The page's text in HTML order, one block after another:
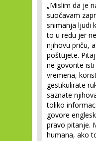
„Mislim da je
suočavam
snimanja ljudi
to u redu jer
njihovu priču,
poštujete.
ne govorite
vremena,
gestikulirate
saznate
toliko
govore
pravo pitanje.
humana, ako